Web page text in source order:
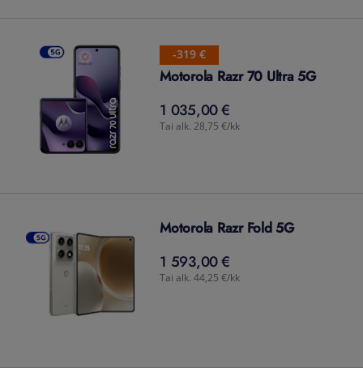
-319 €
Motorola Razr 70 Ultra 5G
1 035,00 €
1 035,00€
Tai alk. 28,75 €/kk
Motorola Razr Fold 5G
1 593,00 €
1 593,00€
Tai alk. 44,25 €/kk